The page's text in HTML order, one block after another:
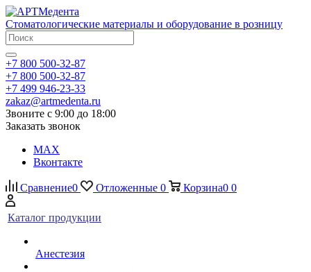
Стоматологические материалы и оборудование в розницу
+7 800 500-32-87
+7 800 500-32-87
+7 499 946-23-33
zakaz@artmedenta.ru
Звоните с 9:00 до 18:00
Заказать звонок
MAX
Вконтакте
Сравнение0 Отложенные 0 Корзина0 0
Каталог продукции
Анестезия